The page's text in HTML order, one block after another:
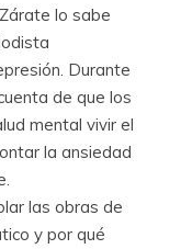
lo sabe
Durante
de que los
mental vivir el
la ansiedad
las obras de
y por qué